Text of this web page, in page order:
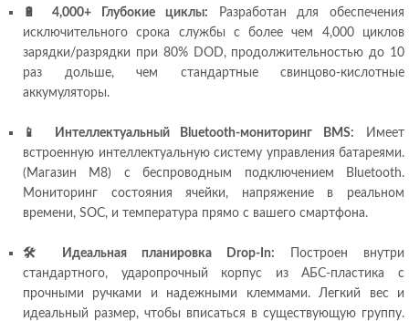
🔋 4,000+ Глубокие циклы: Разработан для обеспечения
исключительного срока службы с более чем 4,000 циклов
зарядки/разрядки при 80% DOD, продолжительностью до 10
раз дольше, чем стандартные свинцово-кислотные
аккумуляторы.
📱 Интеллектуальный Bluetooth-мониторинг BMS: Имеет
встроенную интеллектуальную систему управления батареями.
(Магазин М8) с беспроводным подключением Bluetooth.
Мониторинг состояния ячейки, напряжение в реальном
времени, SOC, и температура прямо с вашего смартфона.
🛠 Идеальная планировка Drop-In: Построен внутри
стандартного, ударопрочный корпус из АБС-пластика с
прочными ручками и надежными клеммами. Легкий вес и
идеальный размер, чтобы вписаться в существующую группу.